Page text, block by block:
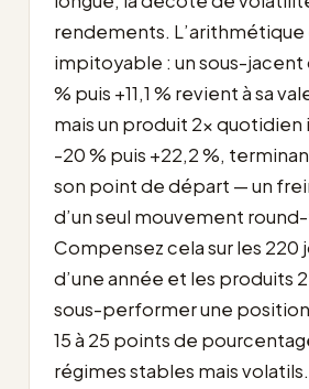
rendements. L’arithmétique
impitoyable : un sous-jacent
% puis +11,1 % revient à sa
mais un produit 2x
-20 % puis +22,2 %,
son point de départ — un
d’un seul mouvement
Compensez cela sur les 220
d’une année et les produits
sous-performer une
15 à 25 points de
régimes stables mais volatils.